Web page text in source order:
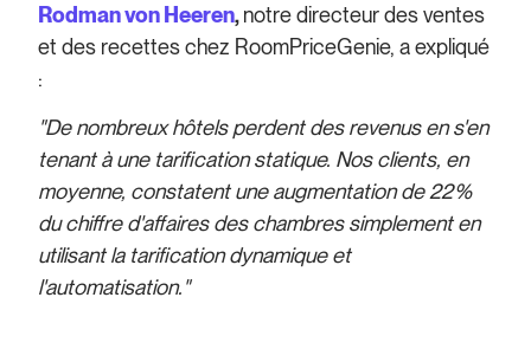
Rodman von Heeren,notre directeur des ventes
et des recettes chez RoomPriceGenie, a expliqué
:
"De nombreux hôtels perdent des revenus en s'en
tenant à une tarification statique. Nos clients, en
moyenne, constatent une augmentation de 22%
du chiffre d'affaires des chambres simplement en
utilisant la tarification dynamique et
l'automatisation."